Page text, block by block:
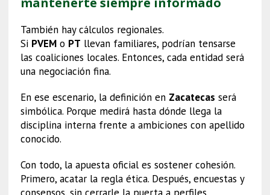
También hay cálculos regionales.
Si PVEMo PT llevan familiares, podrían tensarse
las coaliciones locales. Entonces, cada entidad será
una negociación fina.
En ese escenario, la definición en Zacatecas será
simbólica. Porque medirá hasta dónde llega la
disciplina interna frente a ambiciones con apellido
conocido.
Con todo, la apuesta oficial es sostener cohesión.
Primero, acatar la regla ética. Después, encuestas y